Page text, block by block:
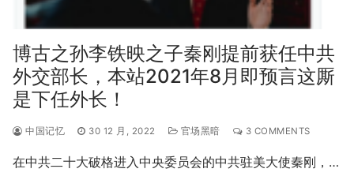
博古之孙李铁映之子秦刚提前获任中共
外交部长，本站2021年8月即预言这厮
是下任外长！
中国记忆 30 12 月, 2022 官场黑暗 3 COMMENTS
在中共二十大破格进入中央委员会的中共驻美大使秦刚，…